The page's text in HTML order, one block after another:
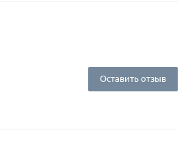
Оставить отзыв